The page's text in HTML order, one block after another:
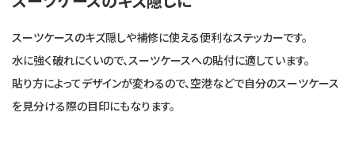
スーツケースのキズ隠しや補修に使える便利なステッカーです。
水に強く破れにくいので、スーツケースへの貼付に適しています。
貼り方によってデザインが変わるので、空港などで自分のスーツケース
を見分ける際の目印にもなります。